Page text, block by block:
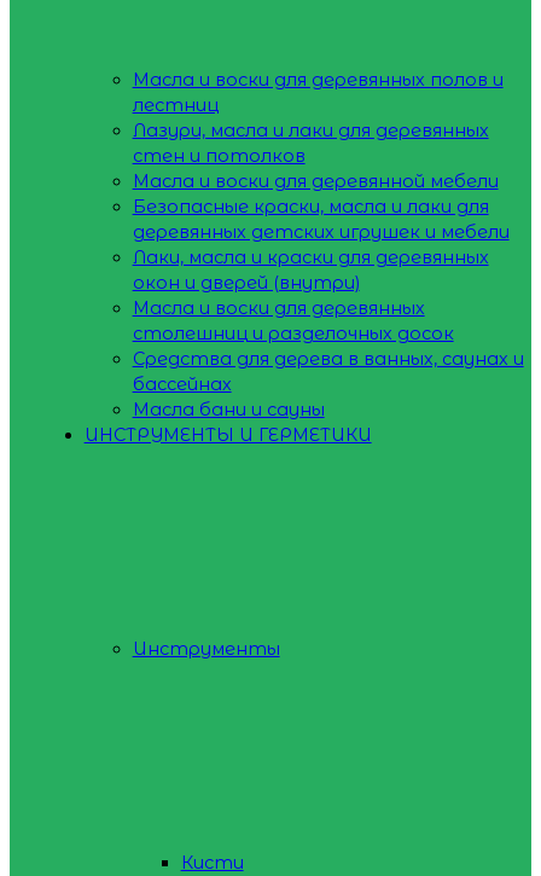
Масла и воски для деревянных полов и
лестниц
Лазури, масла и лаки для деревянных
стен и потолков
Масла и воски для деревянной мебели
Безопасные краски, масла и лаки для
деревянных детских игрушек и мебели
Лаки, масла и краски для деревянных
окон и дверей (внутри)
Масла и воски для деревянных
столешниц и разделочных досок
Средства для дерева в ванных, саунах и
бассейнах
Масла бани и сауны
ИНСТРУМЕНТЫ И ГЕРМЕТИКИ
Инструменты
Кисти